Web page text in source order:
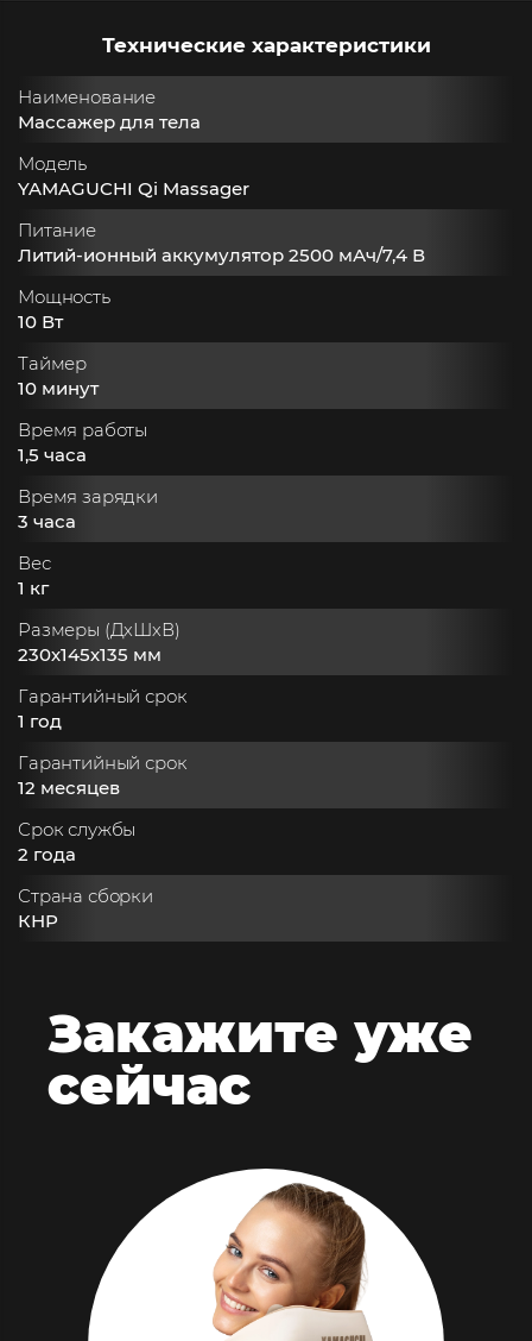
Технические характеристики
Наименование
Массажер для тела
Модель
YAMAGUCHI Qi Massager
Питание
Литий-ионный аккумулятор 2500 мАч/7,4 В
Мощность
10 Вт
Таймер
10 минут
Время работы
1,5 часа
Время зарядки
3 часа
Вес
1 кг
Размеры (ДхШхВ)
230х145х135 мм
Гарантийный срок
1 год
Гарантийный срок
12 месяцев
Срок службы
2 года
Страна сборки
КНР
Закажите уже
сейчас